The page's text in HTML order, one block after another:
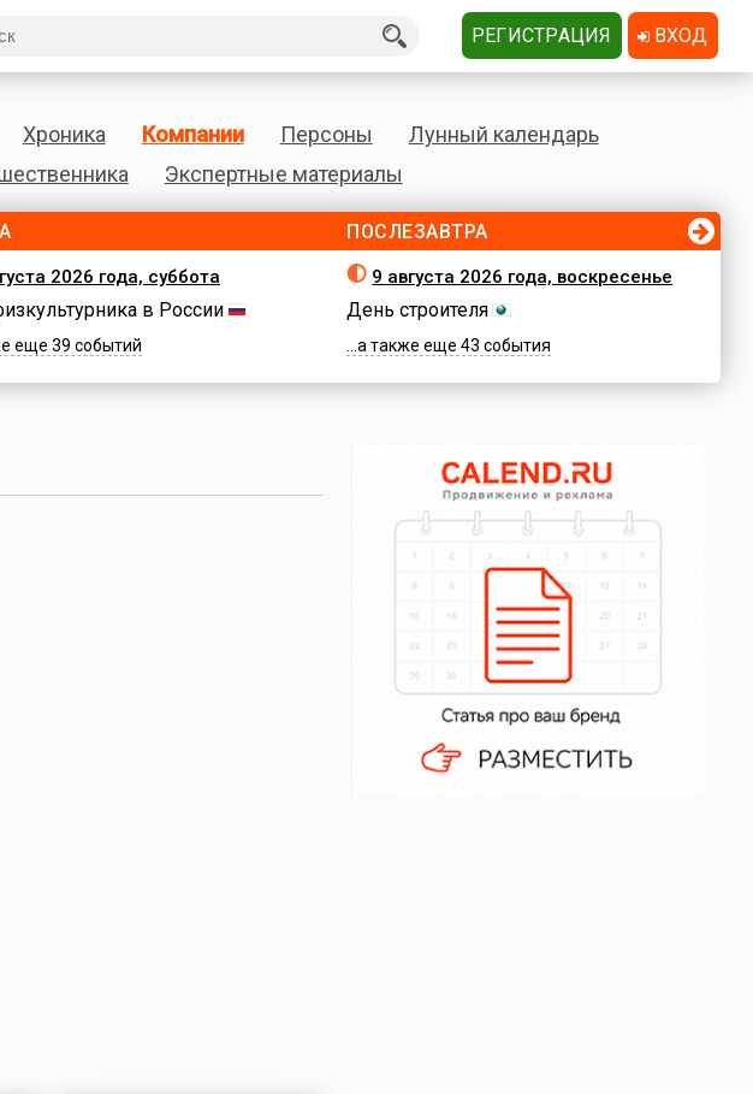
Хроника Компании Персоны
Лунный календарь
Экспертные материалы
2026 года, суббота
в России
еще 39 событий
ПОСЛЕЗАВТРА
9 августа 2026 года, воскресенье
День строителя
...а также еще 43 события
РЕГИСТРАЦИЯ ВХОД